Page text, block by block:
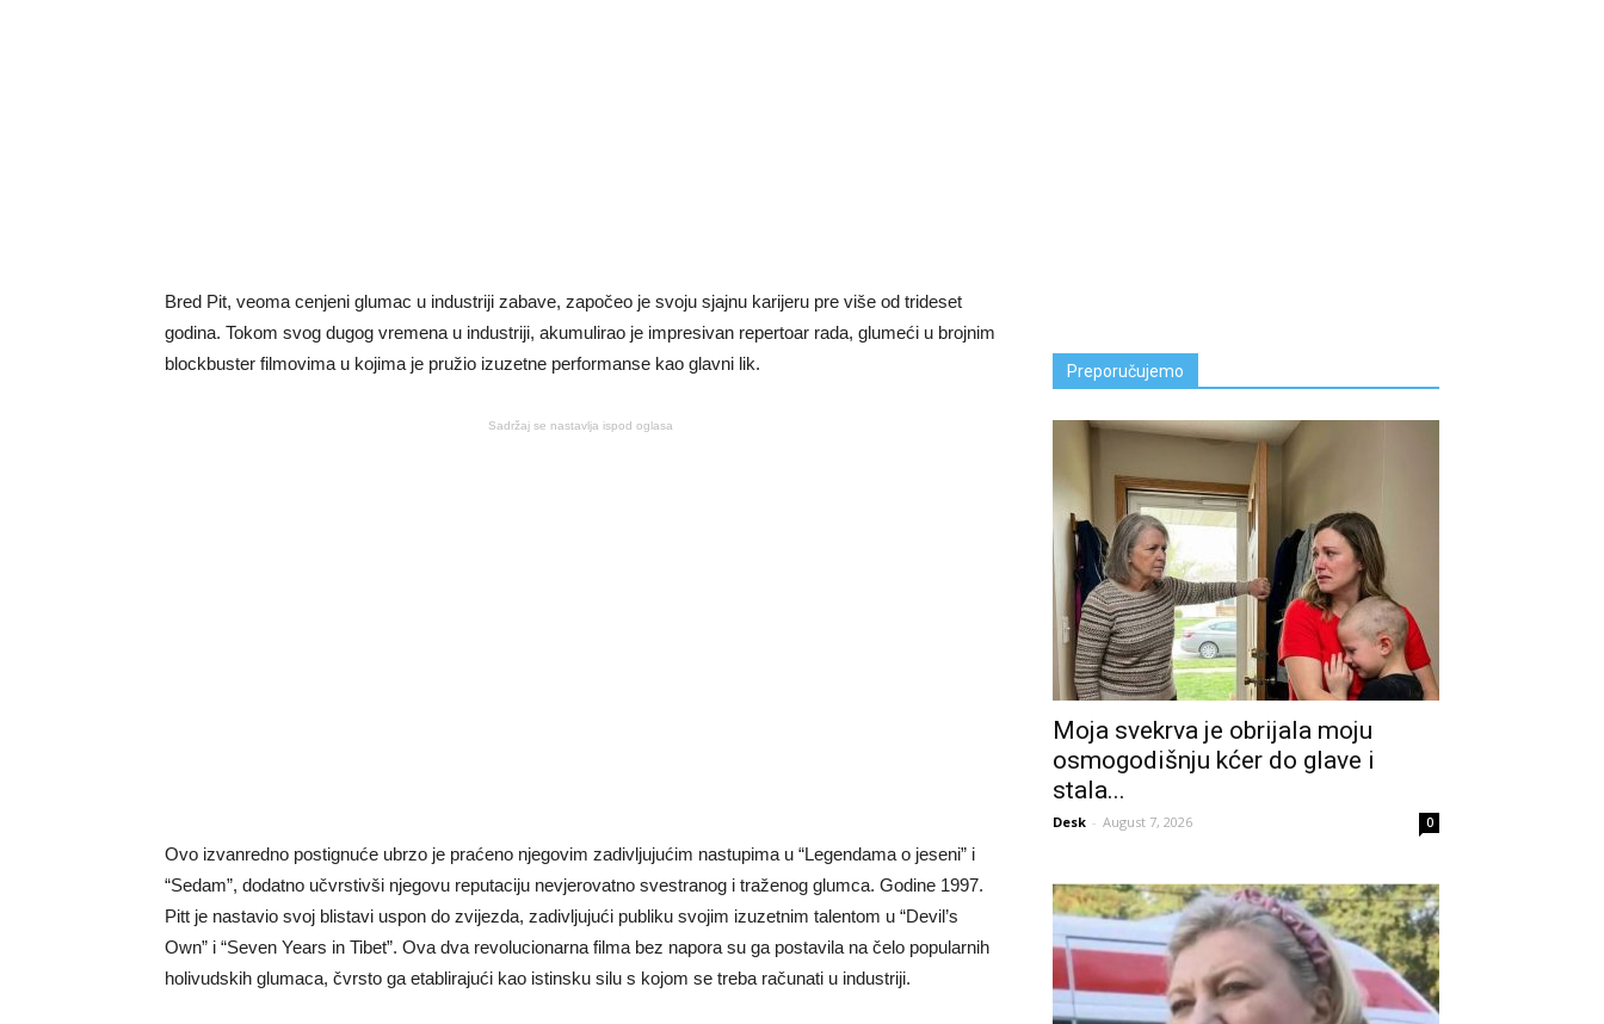
Bred Pit, veoma cenjeni glumac u industriji zabave, započeo je svoju sjajnu karijeru pre više od trideset
godina. Tokom svog dugog vremena u industriji, akumulirao je impresivan repertoar rada, glumeći u brojnim
blockbuster filmovima u kojima je pružio izuzetne performanse kao glavni lik.
Sadržaj se nastavlja ispod oglasa
Ovo izvanredno postignuće ubrzo je praćeno njegovim zadivljujućim nastupima u “Legendama o jeseni” i
“Sedam”, dodatno učvrstivši njegovu reputaciju nevjerovatno svestranog i traženog glumca. Godine 1997.
Pitt je nastavio svoj blistavi uspon do zvijezda, zadivljujući publiku svojim izuzetnim talentom u “Devil’s
Own” i “Seven Years in Tibet”. Ova dva revolucionarna filma bez napora su ga postavila na čelo popularnih
holivudskih glumaca, čvrsto ga etablirajući kao istinsku silu s kojom se treba računati u industriji.
Preporučujemo
Moja svekrva je obrijala moju
osmogodišnju kćer do glave i
stala...
Desk - August 7, 2026 0